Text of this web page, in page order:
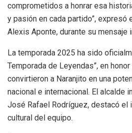
comprometidos a honrar esa
y pasión en cada partido”, expresó
Alexis Aponte, durante su mensaje
La temporada 2025 ha sido
Temporada de Leyendas”, en
convirtieron a Naranjito en una
nacional e internacional. El alcalde
José Rafael Rodríguez, destacó el
cultural del equipo.